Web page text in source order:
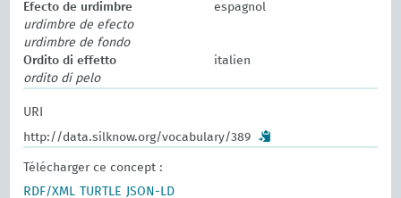
Efecto de urdimbre
espagnol
urdimbre de efecto
urdimbre de fondo
Ordito di effetto
italien
ordito di pelo
URI
http://data.silknow.org/vocabulary/389
Télécharger ce concept :
RDF/XML
TURTLE JSON-LD